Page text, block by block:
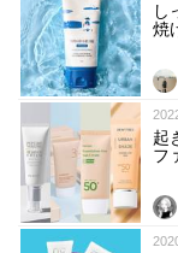
し
焼
起
フ